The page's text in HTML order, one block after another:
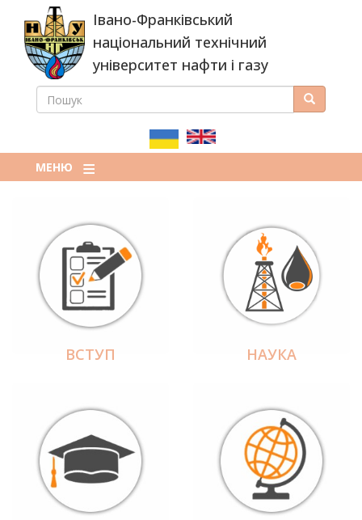
основного
вмісту
Івано-Франківський
національний технічний
університет нафти і газу
ПОШУКОВА
ПОШУК Пошук
МЕНЮ
ВСТУП НАУКА